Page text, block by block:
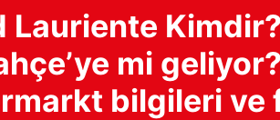
Lauriente
mi
bilgileri